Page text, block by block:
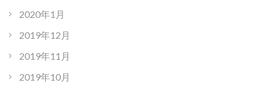
2020年1月
2019年12月
2019年11月
2019年10月